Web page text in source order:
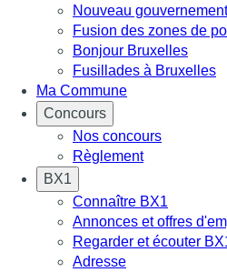
Nouveau
Fusion des zones de
Bonjour Bruxelles
Fusillades à Bruxelles
Ma Commune
Concours
Nos concours
Règlement
BX1
Connaître BX1
Annonces et offres
Regarder et écouter
Adresse